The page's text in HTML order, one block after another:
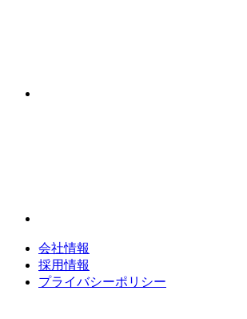
会社情報
採用情報
プライバシーポリシー